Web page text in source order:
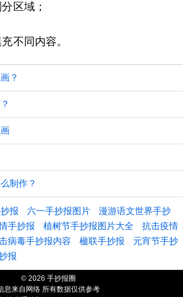
区域；
不同内容。
？
制作？
报 六一手抄报图片
漫游语文世界手抄
手抄报 植树节手抄报图片大全
抗击疫情
病毒手抄报内容 楹联手抄报
元宵节手抄
报
© 2026 手抄报圈
息来自网络 所有数据仅供参考